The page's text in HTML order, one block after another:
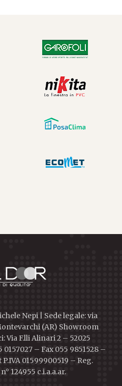
Nepi | Sede legale: via
(AR) Showroom
Via F.lli Alinari 2 – 52025
– Fax 055 9851528 –
01599900519 – Reg.
124955 c.i.a.a.ar.